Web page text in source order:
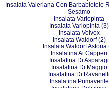
Insalata Valeriana Con Barbabietole
Sesamo
Insalata Variopinta
Insalata Variopinta (3)
Insalata Volvox
Insalata Waldorf (2)
Insalata Waldorf Astoria
Insalatina Ai Capperi
Insalatina Di Asparagi
Insalatina Di Maggio
Insalatina Di Ravanelli
Insalatina Primaverile